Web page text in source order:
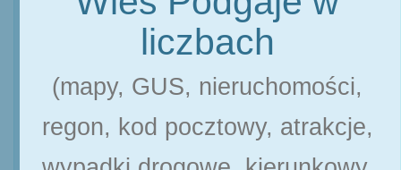
liczbach
(mapy, GUS, nieruchomości,
regon, kod pocztowy, atrakcje,